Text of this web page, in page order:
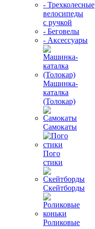
- Трехколесные
велосипеды
с ручкой
- Беговелы
- Аксессуары
Машинка-
каталка
(Толокар)
Самокаты
Пого
стики
Скейтборды
Роликовые